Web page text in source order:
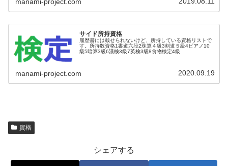
サイド所持資格
履歴書には載せられないけど、所持している資格リストで
す。所持数資格1書道六段2珠算４級3剣道５級4ピアノ10
級5暗算3級6漢検3級7英検3級8食物検定4級
manami-project.com 2020.09.19
資格
シェアする